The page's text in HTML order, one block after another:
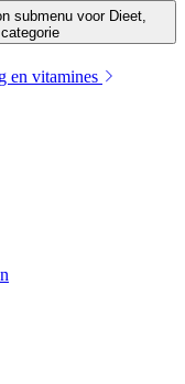
submenu voor Dieet,
en vitamines